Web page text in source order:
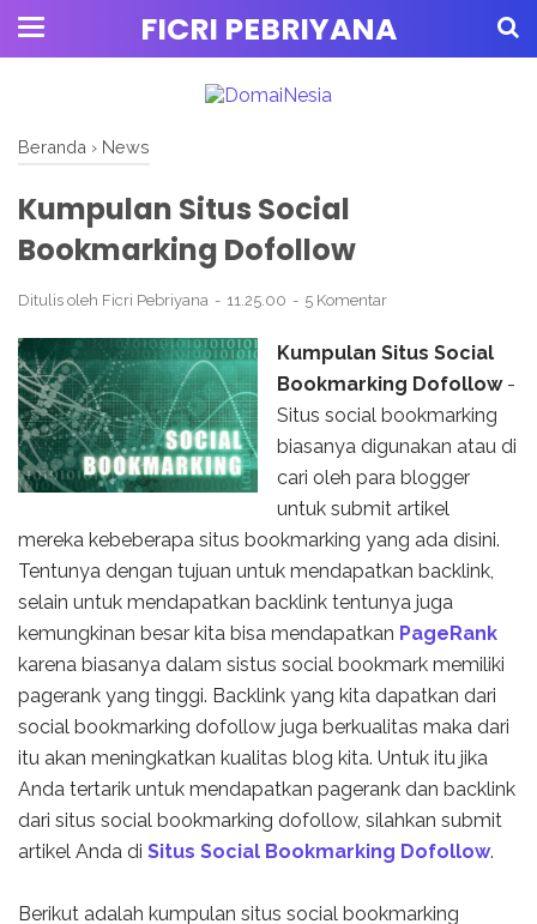
FICRI PEBRIYANA
Beranda › News
Kumpulan Situs Social
Bookmarking Dofollow
Ditulis oleh Ficri Pebriyana 11.25.00 5 Komentar
Kumpulan Situs Social
Bookmarking Dofollow-
Situs social bookmarking
biasanya digunakan atau di
cari oleh para blogger
untuk submit artikel
mereka kebeberapa situs bookmarking yang ada disini.
Tentunya dengan tujuan untuk mendapatkan backlink,
selain untuk mendapatkan backlink tentunya juga
kemungkinan besar kita bisa mendapatkan PageRank
karena biasanya dalam sistus social bookmark memiliki
pagerank yang tinggi. Backlink yang kita dapatkan dari
social bookmarking dofollow juga berkualitas maka dari
itu akan meningkatkan kualitas blog kita. Untuk itu jika
Anda tertarik untuk mendapatkan pagerank dan backlink
dari situs social bookmarking dofollow, silahkan submit
artikel Anda di Situs Social Bookmarking Dofollow.
Berikut adalah kumpulan situs social bookmarking